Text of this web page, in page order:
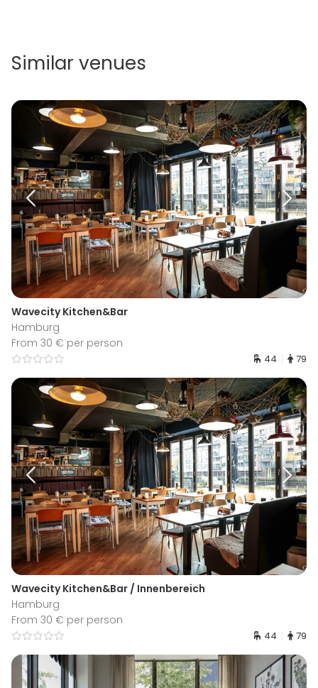
Similar venues
Wavecity Kitchen&Bar
Hamburg
From 30 € per person
44 79
Wavecity Kitchen&Bar / Innenbereich
Hamburg
From 30 € per person
44 79